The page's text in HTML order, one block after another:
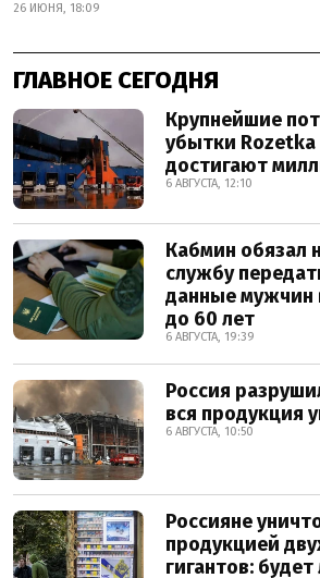
26 ИЮНЯ, 18:09
ГЛАВНОЕ СЕГОДНЯ
Крупнейшие
убытки
достигают
6 АВГУСТА, 12:10
Кабмин обязал
службу
данные мужчин
до 60 лет
6 АВГУСТА, 19:39
Россия
вся продукция
6 АВГУСТА, 10:50
Россияне
продукцией
гигантов: